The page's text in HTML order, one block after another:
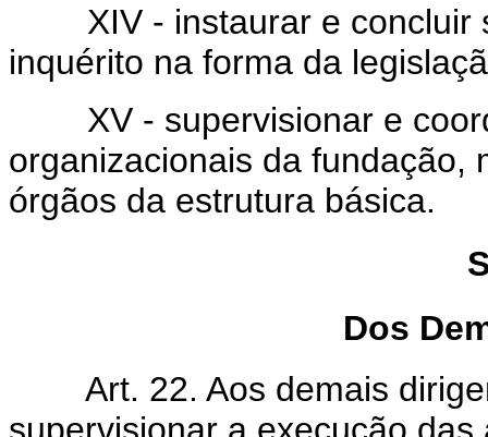
XIV - instaurar e concluir
inquérito na forma da
XV - supervisionar e
organizacionais da fundação,
órgãos da estrutura básica.
Dos
Art. 22. Aos demais